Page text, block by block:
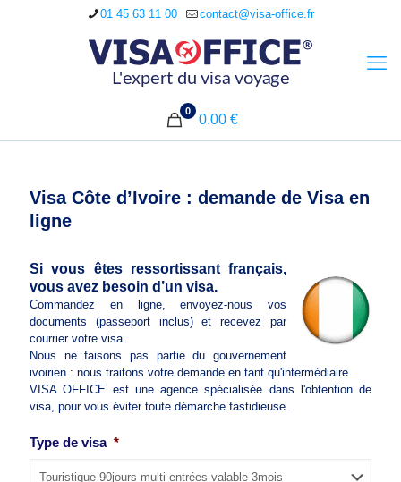
01 45 63 11 00 contact@visa-office.fr
0
0.00 €
Visa Côte d’Ivoire : demande de Visa en
ligne
Si vous êtes ressortissant français,
vous avez besoin d’un visa.
Commandez en ligne, envoyez-nous vos
documents (passeport inclus) et recevez par
courrier votre visa.
Nous ne faisons pas partie du gouvernement
ivoirien : nous traitons votre demande en tant qu'intermédiaire.
VISA OFFICE est une agence spécialisée dans l'obtention de
visa, pour vous éviter toute démarche fastidieuse.
Type de visa *